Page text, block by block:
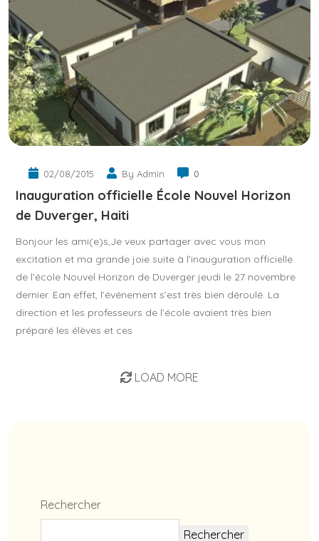
02/08/2015 By Admin 0
Inauguration officielle École Nouvel Horizon
de Duverger, Haiti
Bonjour les ami(e)s,Je veux partager avec vous mon
excitation et ma grande joie suite à l’inauguration officielle
de l’école Nouvel Horizon de Duverger jeudi le 27 novembre
dernier. Ean effet, l’événement s’est très bien déroulé. La
direction et les professeurs de l’école avaient très bien
préparé les élèves et ces
LOAD MORE
Rechercher
Rechercher